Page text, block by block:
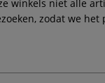
winkels niet alle
zodat we